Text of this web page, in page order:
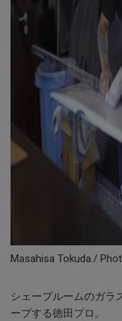
Masahisa Tokuda./
シェープルームのガラ
ープする徳田プロ。